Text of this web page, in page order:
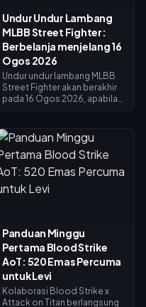
Undur Undur Lambang
MLBB Street Fighter:
Berbelanja menjelang 16
Ogos 2026
Undur undur lambang MLBB
Street Fighter akan berakhir
pada 16 Ogos 2026, apabila
ditutup. Lambang yang tidak
dibelanjakan dijangka luput
bersama acara tersebut, jadi
tebus semuanya sekarang:
skin crossover utama
berharga 1,200 Lambang,
ikuti senarai keutamaan di
bawah, dan gunakan cabutan
harian 25 Diamond untuk
sebarang usaha terakhir.
Panduan Minggu
Pertama Blood Strike
AoT: 520 Emas Percuma
untuk Levi
Kolaborasi Blood Strike x
Attack on Titan berlangsung